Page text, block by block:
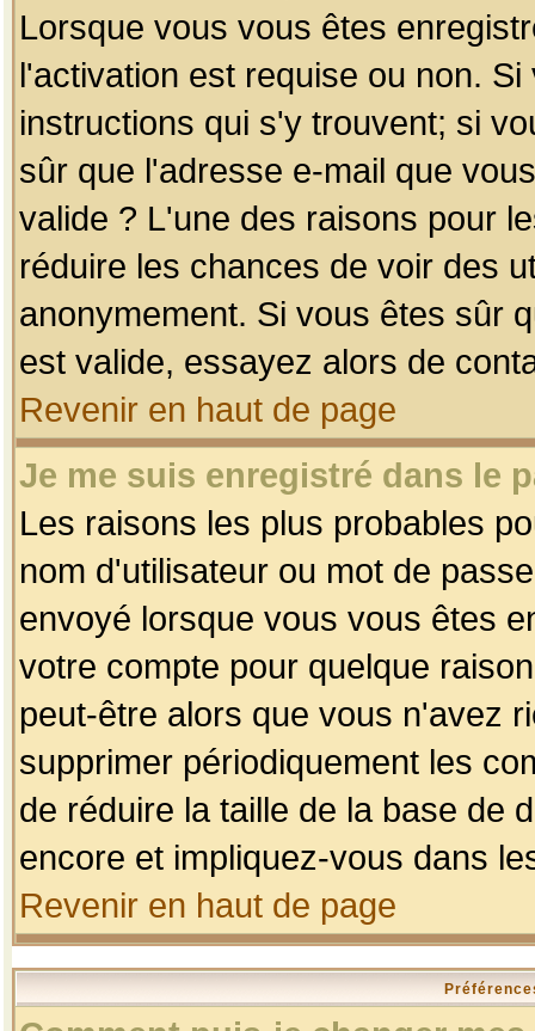
Lorsque vous vous êtes
l'activation est requise ou non.
instructions qui s'y trouvent; si
sûr que l'adresse e-mail que
valide ? L'une des raisons pour
réduire les chances de voir des
anonymement. Si vous êtes sûr
est valide, essayez alors de
Revenir en haut de page
Je me suis enregistré dans le
Les raisons les plus probables
nom d'utilisateur ou mot de
envoyé lorsque vous vous êtes
votre compte pour quelque
peut-être alors que vous n'avez
supprimer périodiquement les
de réduire la taille de la base de
encore et impliquez-vous dans
Revenir en haut de page